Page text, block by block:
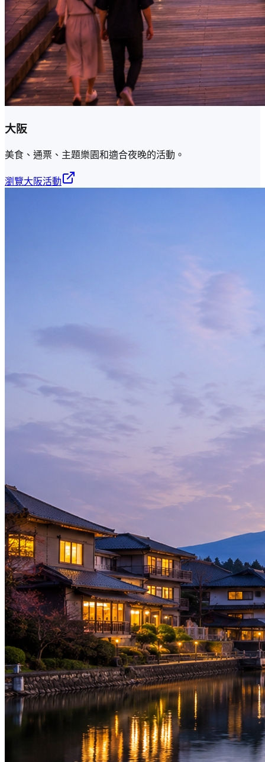
大阪
美食、通票、主題樂園和適合夜晚的活動。
瀏覽大阪活動